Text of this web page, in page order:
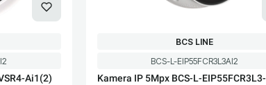
Ai1(2)
Kod produktu
BCS-L-EIP55FCR3L3AI2
Kamera IP 5Mpx BCS-L-EIP55FCR3L3-
PRODUCENT
BCS LINE